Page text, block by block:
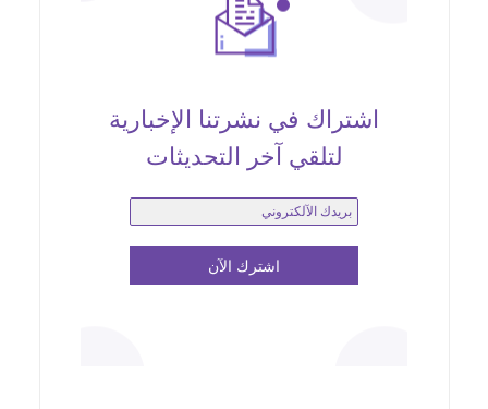
اشتراك في نشرتنا الإخبارية
لتلقي آخر التحديثات